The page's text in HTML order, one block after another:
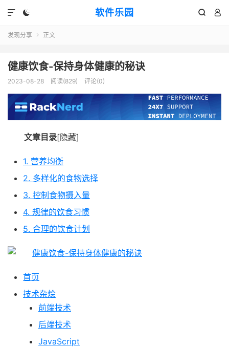
软件乐园 
 

发现分享  正文
健康饮食-保持身体健康的秘诀
2023-08-28 阅读(829) 评论(0)
文章目录[隐藏]
1. 营养均衡
2. 多样化的食物选择
3. 控制食物摄入量
4. 规律的饮食习惯
5. 合理的饮食计划
首页
技术杂烩
前端技术
后端技术
JavaScript